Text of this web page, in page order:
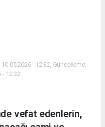
- 12:32, Güncelleme:
- 12:32
vefat edenlerin,